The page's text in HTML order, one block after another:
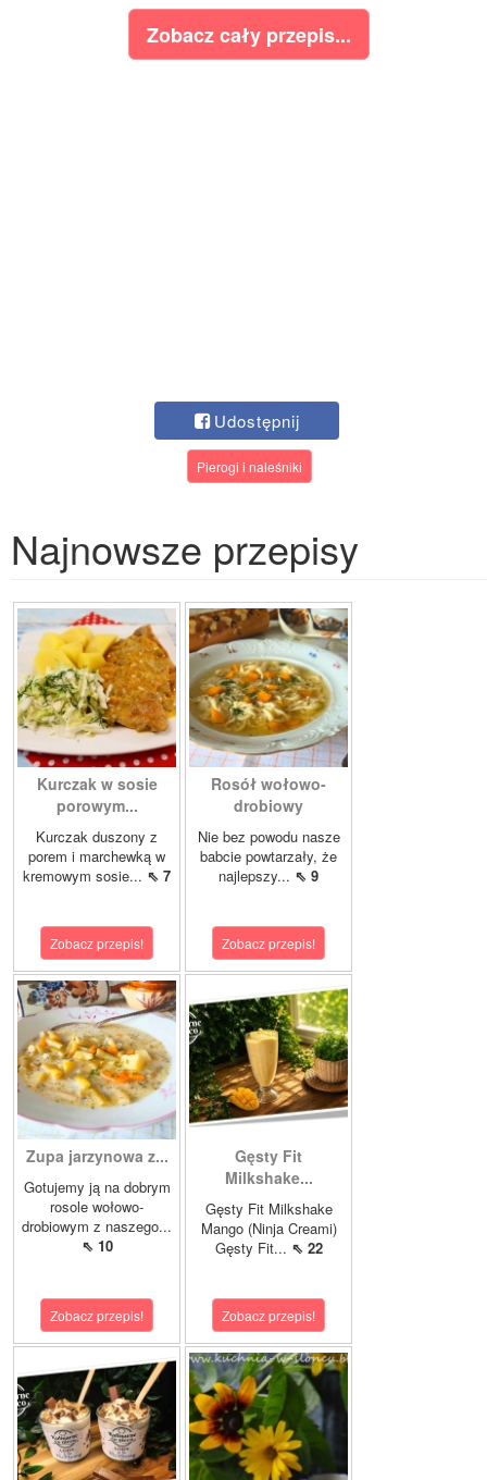
Zobacz cały przepis...
Udostępnij
Pierogi i naleśniki
Najnowsze przepisy
Kurczak w sosie
porowym...
Kurczak duszony z
porem i marchewką w
kremowym sosie... ⇖ 7
Zobacz przepis!
Rosół wołowo-
drobiowy
Nie bez powodu nasze
babcie powtarzały, że
najlepszy... ⇖ 9
Zobacz przepis!
Zupa jarzynowa z...
Gotujemy ją na dobrym
rosole wołowo-
drobiowym z naszego...
⇖ 10
Zobacz przepis!
Gęsty Fit
Milkshake...
Gęsty Fit Milkshake
Mango (Ninja Creami)
Gęsty Fit... ⇖ 22
Zobacz przepis!